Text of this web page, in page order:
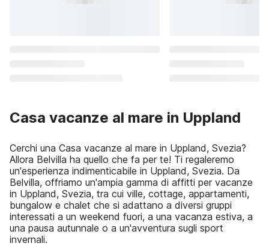
Casa vacanze al mare in Uppland
Cerchi una Casa vacanze al mare in Uppland, Svezia?
Allora Belvilla ha quello che fa per te! Ti regaleremo
un'esperienza indimenticabile in Uppland, Svezia. Da
Belvilla, offriamo un'ampia gamma di affitti per vacanze
in Uppland, Svezia, tra cui ville, cottage, appartamenti,
bungalow e chalet che si adattano a diversi gruppi
interessati a un weekend fuori, a una vacanza estiva, a
una pausa autunnale o a un'avventura sugli sport
invernali.